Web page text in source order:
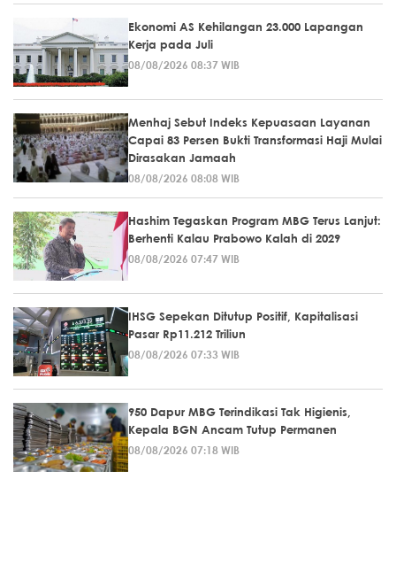
Ekonomi AS Kehilangan 23.000 Lapangan
Kerja pada Juli
08/08/2026 08:37 WIB
Menhaj Sebut Indeks Kepuasaan Layanan
Capai 83 Persen Bukti Transformasi Haji Mulai
Dirasakan Jamaah
08/08/2026 08:08 WIB
Hashim Tegaskan Program MBG Terus Lanjut:
Berhenti Kalau Prabowo Kalah di 2029
08/08/2026 07:47 WIB
IHSG Sepekan Ditutup Positif, Kapitalisasi
Pasar Rp11.212 Triliun
08/08/2026 07:33 WIB
950 Dapur MBG Terindikasi Tak Higienis,
Kepala BGN Ancam Tutup Permanen
08/08/2026 07:18 WIB